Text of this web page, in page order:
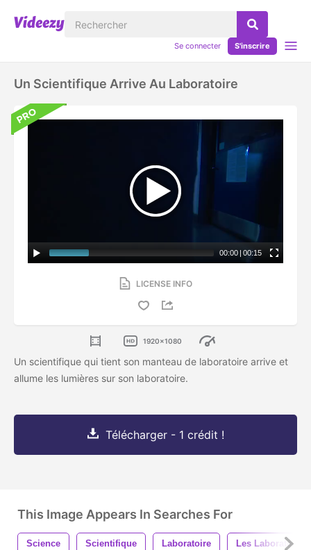
Se connecter S'inscrire
Un Scientifique Arrive Au Laboratoire
00:00 | 00:15
LICENSE INFO
1920x1080
Un scientifique qui tient son manteau de laboratoire arrive et
allume les lumières sur son laboratoire.
Télécharger - 1 crédit !
This Image Appears In Searches For
Science Scientifique Laboratoire Les Laboratoires